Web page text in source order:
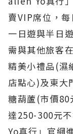
賣VIP席位，
一日遊與半日
需與其他旅客
精美小禮品(濕
店點心)及東大
糖葫蘆(市價80
達250-300元
Yo真行」官網